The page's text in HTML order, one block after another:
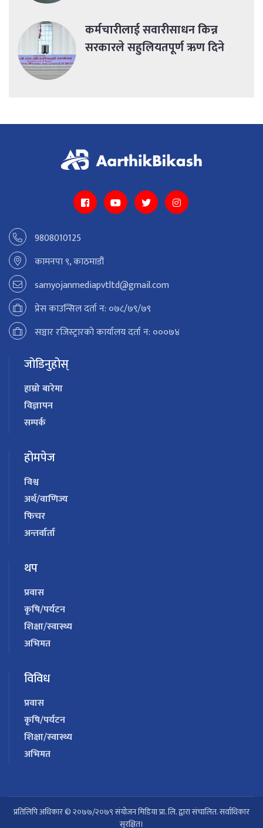
कर्मचारीलाई सवारीसाधन किन्न
सरकारले सहुलियतपूर्ण ऋण दिने
9808010125
कामनपा ९, काठमाडौं
samyojanmediapvtltd@gmail.com
प्रेस काउन्सिल दर्ता न: ०७८/७९/७९
सञ्चार रजिस्ट्रारको कार्यालय दर्ता न: ०००७४
जोडिनुहोस्
हाम्रो बारेमा
विज्ञापन
सम्पर्क
होमपेज
विश्व
अर्थ/वाणिज्य
फिचर
अन्तर्वार्ता
थप
प्रवास
कृषि/पर्यटन
शिक्षा/स्वास्थ्य
अभिमत
विविध
प्रवास
कृषि/पर्यटन
शिक्षा/स्वास्थ्य
अभिमत
प्रतिलिपि अधिकार © २०७७/२०७९ संयोजन मिडिया प्रा. लि. द्वारा संचालित. सर्वाधिकार
सुरक्षित।